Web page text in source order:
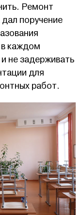
Ремонт
поручение
каждом
не задерживать
для
работ.